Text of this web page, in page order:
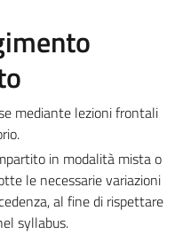
mediante lezioni frontali
in modalità mista o
le necessarie variazioni
al fine di rispettare
syllabus.